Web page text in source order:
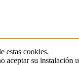
estas cookies.
aceptar su instalación u